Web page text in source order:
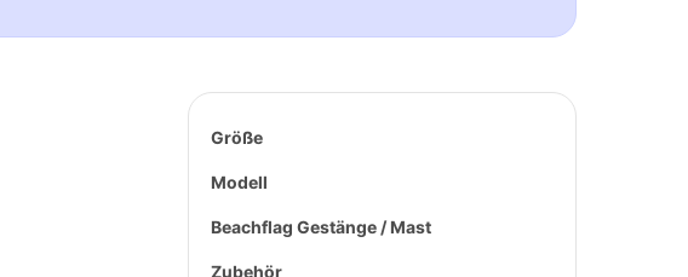
Größe
Modell
Beachflag Gestänge / Mast
Zubehör